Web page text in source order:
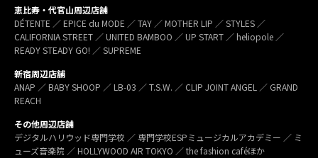
恵比寿・代官山周辺店舗
DÉTENTE ／ EPICE du MODE ／ TAY ／ MOTHER LIP ／ STYLES ／
CALIFORNIA STREET ／ UNITED BAMBOO ／ UP START ／ heliopole ／
READY STEADY GO! ／ SUPREME
新宿周辺店舗
ANAP ／ BABY SHOOP ／ LB-03 ／ T.S.W. ／ CLIP JOINT ANGEL ／ GRAND
REACH
その他周辺店舗
デジタルハリウッド専門学校 ／ 専門学校ESPミュージカルアカデミー ／ ミ
ューズ音楽院 ／ HOLLYWOOD AIR TOKYO ／ the fashion caféほか